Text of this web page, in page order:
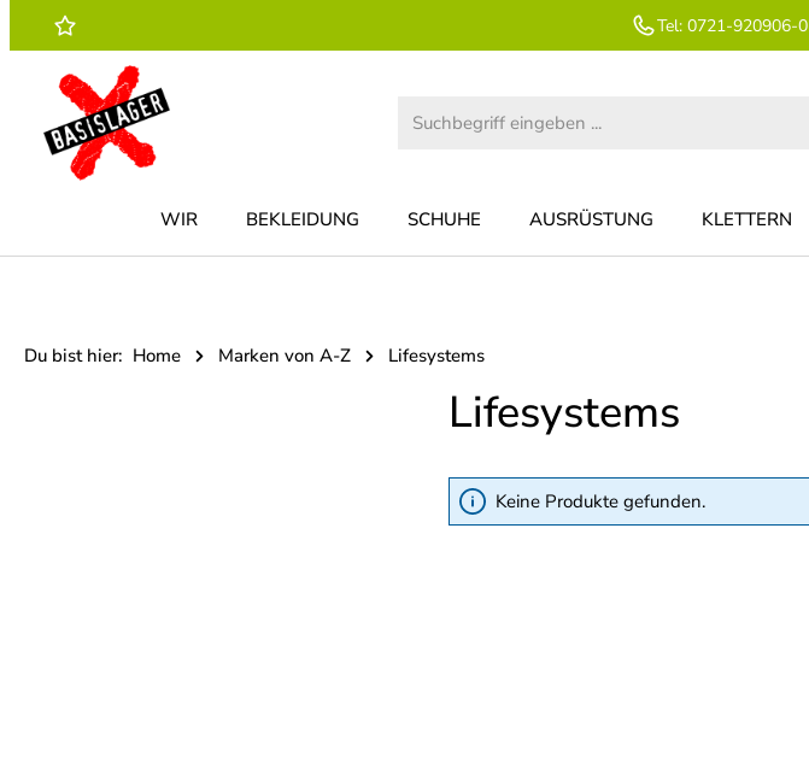
Hauptinhalt springen
Zur Suche springen
Zur Hauptnavigation springen Tel: 0721-920906-0
WIR BEKLEIDUNG SCHUHE AUSRÜSTUNG KLETTERN
Du bist hier: Home Marken von A-Z Lifesystems
Lifesystems
Keine Produkte gefunden.